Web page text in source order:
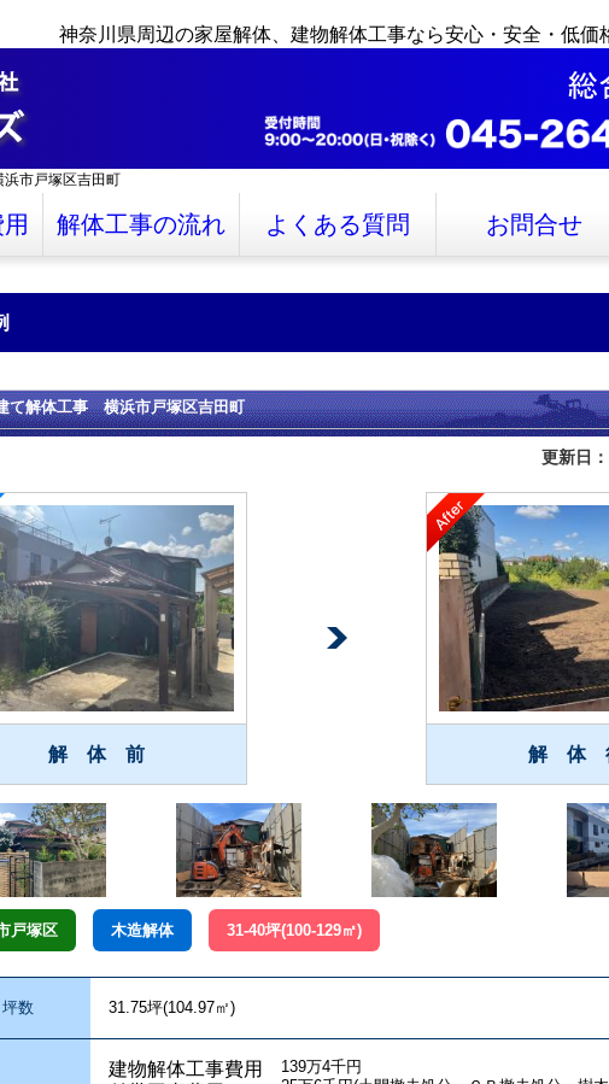
神奈川県周辺の家屋解体、建物解体工事なら安心・安全・低価
市戸塚区吉田町
解体工事の流れ よくある質問 お問合せ
て解体工事 横浜市戸塚区吉田町
更新日
解 体 前 解 体
戸塚区 木造解体 31-40坪(100-129㎡)
坪数 31.75坪(104.97㎡)
建物解体工事費用 139万4千円